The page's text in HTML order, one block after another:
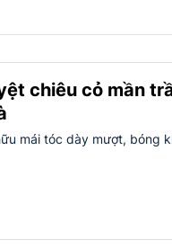
chiêu cỏ mần
mái tóc dày mượt, bóng